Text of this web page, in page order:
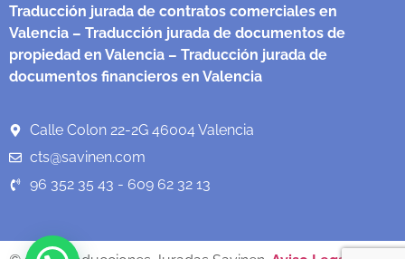
Traducción jurada de contratos comerciales en
Valencia – Traducción jurada de documentos de
propiedad en Valencia – Traducción jurada de
documentos financieros en Valencia
Calle Colon 22-2G 46004 Valencia
cts@savinen.com
96 352 35 43 - 609 62 32 13